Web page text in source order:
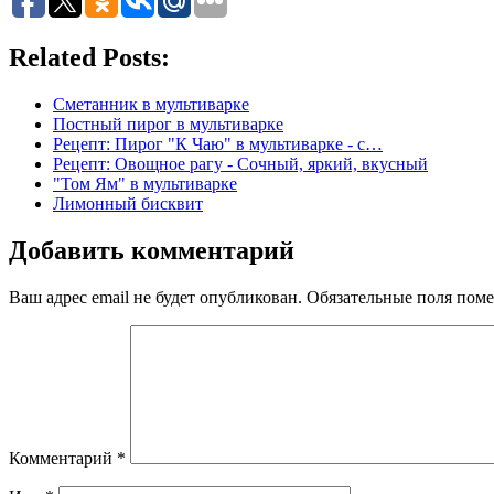
Related Posts:
Сметанник в мультиварке
Постный пирог в мультиварке
Рецепт: Пирог "К Чаю" в мультиварке - с…
Рецепт: Овощное рагу - Сочный, яркий, вкусный
"Том Ям" в мультиварке
Лимонный бисквит
Добавить комментарий
Ваш адрес email не будет опубликован. Обязательные поля
Комментарий *